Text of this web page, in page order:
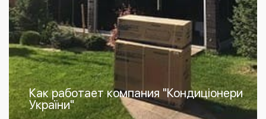
Как работает компания "Кондиціонери
України"